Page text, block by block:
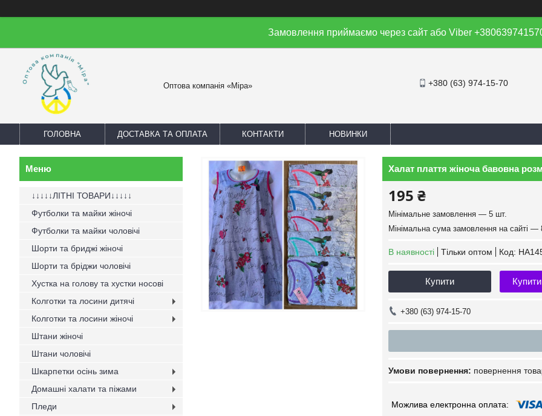
Замовлення приймаємо через сайт або Viber
Оптова компанія «Міра» +380 (63) 974-15-70
ГОЛОВНА ДОСТАВКА ТА ОПЛАТА КОНТАКТИ НОВИНКИ
Халат плаття жіноча бавовна
195 ₴
Мінімальне замовлення — 5 шт.
Мінімальна сума замовлення на сайті —
В наявності Тільки оптом Код:
Купити
+380 (63) 974-15-70
повернення
↓↓↓↓↓ЛІТНІ ТОВАРИ↓↓↓↓↓
Футболки та майки жіночі
Футболки та майки чоловічі
Шорти та бриджі жіночі
Шорти та бріджи чоловічі
Хустка на голову та хустки носові
Колготки та лосини дитячі
Колготки та лосини жіночі
Штани жіночі
Штани чоловічі
Шкарпетки осінь зима
Домашні халати та піжами
Пледи